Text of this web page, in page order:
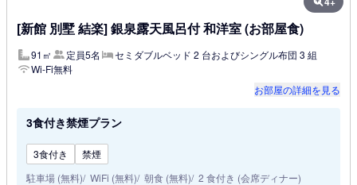
[新館 別墅 結楽] 銀泉露天風呂付 和洋室 (お部屋食)
91㎡ 定員5名
セミダブルベッド 2 台およびシングル布団 3 組
Wi-Fi無料
お部屋の詳細を見る
3食付き禁煙プラン
3食付き
禁煙
駐車場 (無料) WiFi (無料) 朝食 (無料) 2 食付き (会席ディナー)